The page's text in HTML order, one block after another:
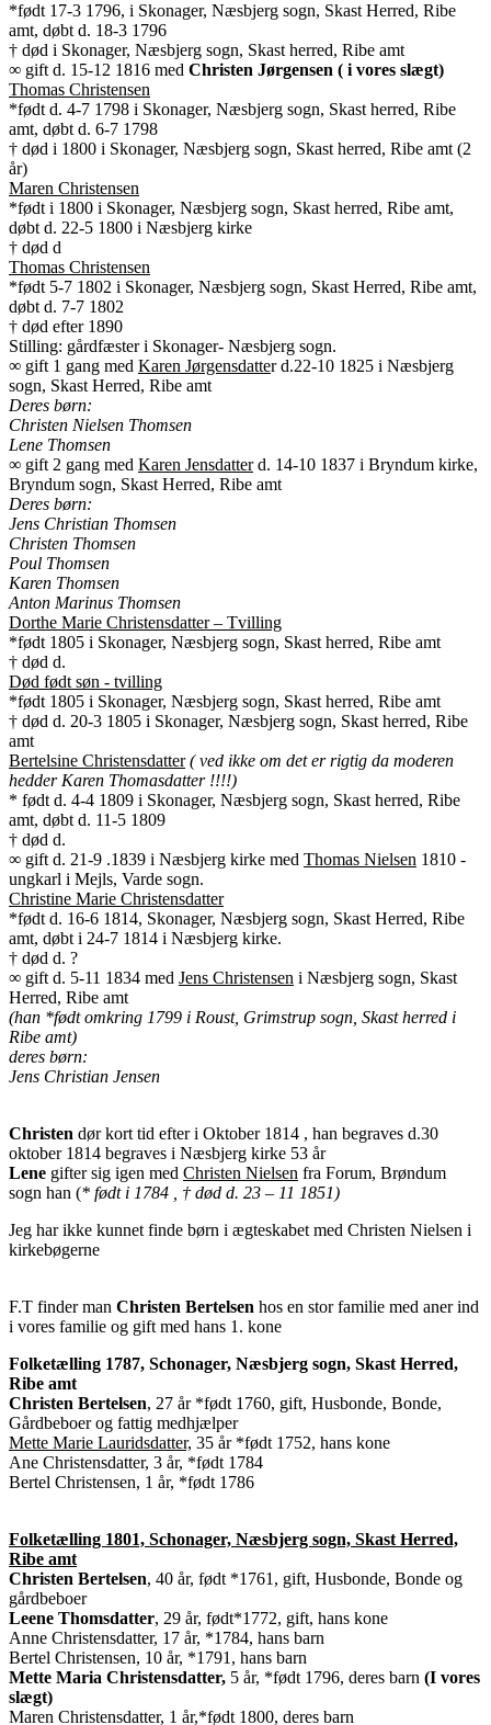
*født 17-3 1796, i Skonager, Næsbjerg sogn, Skast Herred, Ribe
amt, døbt d. 18-3 1796
† død i Skonager, Næsbjerg sogn, Skast herred, Ribe amt
∞ gift d. 15-12 1816 med Christen Jørgensen ( i vores slægt)
Thomas Christensen
*født d. 4-7 1798 i Skonager, Næsbjerg sogn, Skast herred, Ribe
amt, døbt d. 6-7 1798
† død i 1800 i Skonager, Næsbjerg sogn, Skast herred, Ribe amt (2
år)
Maren Christensen
*født i 1800 i Skonager, Næsbjerg sogn, Skast herred, Ribe amt,
døbt d. 22-5 1800 i Næsbjerg kirke
† død d
Thomas Christensen
*født 5-7 1802 i Skonager, Næsbjerg sogn, Skast Herred, Ribe amt,
døbt d. 7-7 1802
† død efter 1890
Stilling: gårdfæster i Skonager- Næsbjerg sogn.
∞ gift 1 gang med Karen Jørgensdatter d.22-10 1825 i Næsbjerg
sogn, Skast Herred, Ribe amt
Deres børn:
Christen Nielsen Thomsen
Lene Thomsen
∞ gift 2 gang med Karen Jensdatterd. 14-10 1837 i Bryndum kirke,
Bryndum sogn, Skast Herred, Ribe amt
Deres børn:
Jens Christian Thomsen
Christen Thomsen
Poul Thomsen
Karen Thomsen
Anton Marinus Thomsen
Dorthe Marie Christensdatter – Tvilling
*født 1805 i Skonager, Næsbjerg sogn, Skast herred, Ribe amt
† død d.
Død født søn - tvilling
*født 1805 i Skonager, Næsbjerg sogn, Skast herred, Ribe amt
† død d. 20-3 1805 i Skonager, Næsbjerg sogn, Skast herred, Ribe
amt
Bertelsine Christensdatter ( ved ikke om det er rigtig da moderen
hedder Karen Thomasdatter !!!!)
* født d. 4-4 1809 i Skonager, Næsbjerg sogn, Skast herred, Ribe
amt, døbt d. 11-5 1809
† død d.
∞ gift d. 21-9 .1839 i Næsbjerg kirke med Thomas Nielsen 1810 -
ungkarl i Mejls, Varde sogn.
Christine Marie Christensdatter
*født d. 16-6 1814, Skonager, Næsbjerg sogn, Skast Herred, Ribe
amt, døbt i 24-7 1814 i Næsbjerg kirke.
† død d. ?
∞ gift d. 5-11 1834 med Jens Christensen i Næsbjerg sogn, Skast
Herred, Ribe amt
(han *født omkring 1799 i Roust, Grimstrup sogn, Skast herred i
Ribe amt)
deres børn:
Jens Christian Jensen
Christen dør kort tid efter i Oktober 1814 , han begraves d.30
oktober 1814 begraves i Næsbjerg kirke 53 år
Lene gifter sig igen med Christen Nielsen fra Forum, Brøndum
sogn han (* født i 1784 , † død d. 23 – 11 1851)
Jeg har ikke kunnet finde børn i ægteskabet med Christen Nielsen i
kirkebøgerne
F.T finder man Christen Bertelsen hos en stor familie med aner ind
i vores familie og gift med hans 1. kone
Folketælling 1787, Schonager, Næsbjerg sogn, Skast Herred,
Ribe amt
Christen Bertelsen, 27 år *født 1760, gift, Husbonde, Bonde,
Gårdbeboer og fattig medhjælper
Mette Marie Lauridsdatter, 35 år *født 1752, hans kone
Ane Christensdatter, 3 år, *født 1784
Bertel Christensen, 1 år, *født 1786
Folketælling 1801, Schonager, Næsbjerg sogn, Skast Herred,
Ribe amt
Christen Bertelsen, 40 år, født *1761, gift, Husbonde, Bonde og
gårdbeboer
Leene Thomsdatter, 29 år, født*1772, gift, hans kone
Anne Christensdatter, 17 år, *1784, hans barn
Bertel Christensen, 10 år, *1791, hans barn
Mette Maria Christensdatter, 5 år, *født 1796, deres barn (I vores
slægt)
Maren Christensdatter, 1 år,*født 1800, deres barn